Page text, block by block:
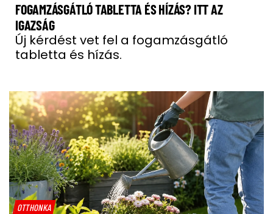
FOGAMZÁSGÁTLÓ TABLETTA ÉS HÍZÁS? ITT AZ
IGAZSÁG
Új kérdést vet fel a fogamzásgátló
tabletta és hízás.
OTTHONKA